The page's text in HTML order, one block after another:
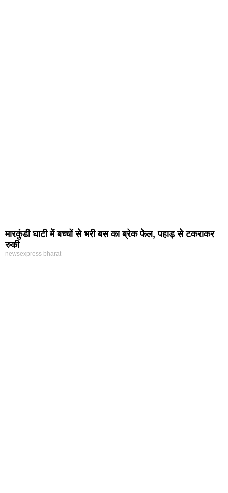
मारकुंडी घाटी में बच्चों से भरी बस का ब्रेक फेल, पहाड़ से टकराकर
रुकी
newsexpress bharat